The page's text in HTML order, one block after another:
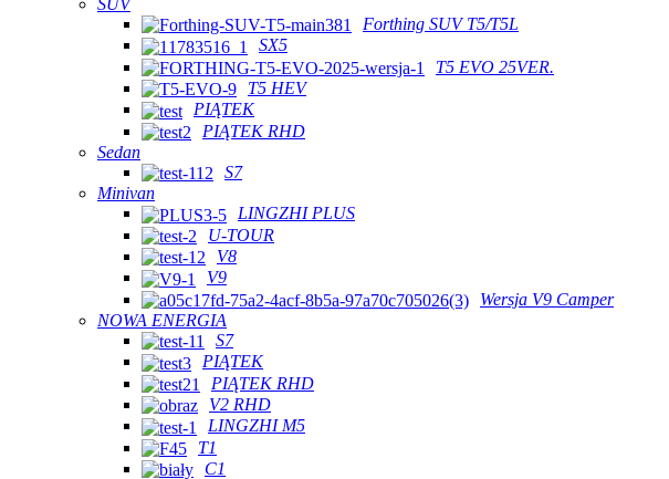
SUV
Forthing SUV T5/T5L
SX5
T5 EVO 25VER.
T5 HEV
PIĄTEK
PIĄTEK RHD
Sedan
S7
Minivan
LINGZHI PLUS
U-TOUR
V8
V9
Wersja V9 Camper
NOWA ENERGIA
S7
PIĄTEK
PIĄTEK RHD
V2 RHD
LINGZHI M5
T1
C1